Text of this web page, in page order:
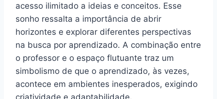
acesso ilimitado a ideias e conceitos. Esse
sonho ressalta a importância de abrir
horizontes e explorar diferentes perspectivas
na busca por aprendizado. A combinação entre
o professor e o espaço flutuante traz um
simbolismo de que o aprendizado, às vezes,
acontece em ambientes inesperados, exigindo
criatividade e adaptabilidade.